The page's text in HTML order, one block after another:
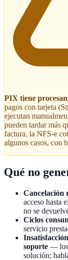
PIX tiene
pagos con tarjeta
ejecutan
pueden tardar más
factura, la NFS-e
algunos casos, con
Qué no
Cancelación
acceso hasta
no se
Ciclos
servicio
soporte — los
solución;